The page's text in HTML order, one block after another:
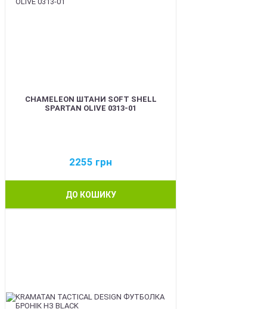
CHAMELEON ШТАНИ SOFT SHELL
SPARTAN OLIVE 0313-01
2255 грн
ДО КОШИКУ